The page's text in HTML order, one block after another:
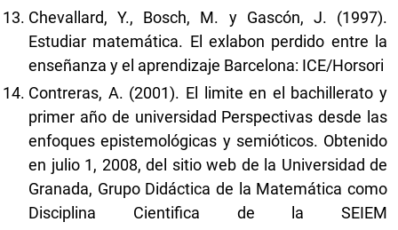
Chevallard, Y., Bosch, M. y Gascón, J. (1997).
Estudiar matemática. El exlabon perdido entre la
enseñanza y el aprendizaje Barcelona: ICE/Horsori
Contreras, A. (2001). El limite en el bachillerato y
primer año de universidad Perspectivas desde las
enfoques epistemológicas y semióticos. Obtenido
en julio 1, 2008, del sitio web de la Universidad de
Granada, Grupo Didáctica de la Matemática como
Disciplina Cientifica de la SEIEM